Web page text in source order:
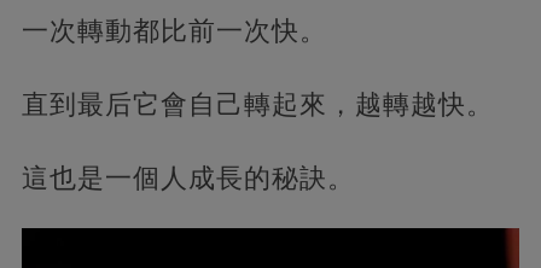
一次轉動都比前一次快。
直到最后它會自己轉起來，越轉越快。
這也是一個人成長的秘訣。